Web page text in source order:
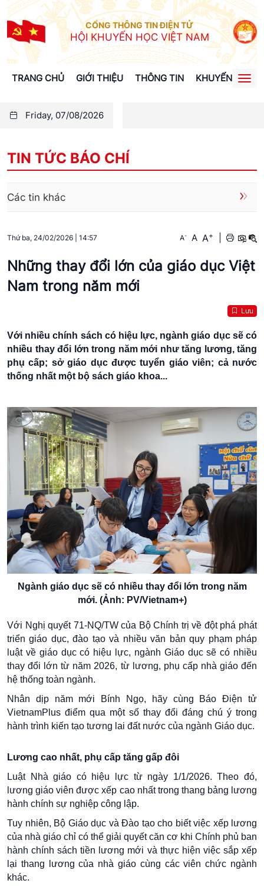
CỔNG THÔNG TIN ĐIỆN TỬ
HỘI KHUYẾN HỌC VIỆT NAM
TRANG CHỦ GIỚI THIỆU THÔNG TIN KHUYẾN HỌC
Friday, 07/08/2026
TIN TỨC BÁO CHÍ
Các tin khác
Thứ ba, 24/02/2026 14:57 A- A A+
Những thay đổi lớn của giáo dục Việt
Nam trong năm mới
Lưu
Với nhiều chính sách có hiệu lực, ngành giáo dục sẽ có
nhiều thay đổi lớn trong năm mới như tăng lương, tăng
phụ cấp; sở giáo dục được tuyển giáo viên; cả nước
thống nhất một bộ sách giáo khoa...
Ngành giáo dục sẽ có nhiều thay đổi lớn trong năm
mới. (Ảnh: PV/Vietnam+)
Với Nghị quyết 71-NQ/TW của Bộ Chính trị về đột phá phát
triển giáo dục, đào tạo và nhiều văn bản quy phạm pháp
luật về giáo dục có hiệu lực, ngành Giáo dục sẽ có nhiều
thay đổi lớn từ năm 2026, từ lương, phụ cấp nhà giáo đến
hệ thống toàn ngành.
Nhân dịp năm mới Bính Ngọ, hãy cùng Báo Điện tử
VietnamPlus điểm qua một số thay đổi đáng chú ý trong
hành trình kiến tạo tương lai đất nước của ngành Giáo dục.
Lương cao nhất, phụ cấp tăng gấp đôi
Luật Nhà giáo có hiệu lực từ ngày 1/1/2026. Theo đó,
lương giáo viên được xếp cao nhất trong thang bảng lương
hành chính sự nghiệp công lập.
Tuy nhiên, Bộ Giáo dục và Đào tạo cho biết việc xếp lương
của nhà giáo chỉ có thể giải quyết căn cơ khi Chính phủ ban
hành chính sách tiền lương mới và thực hiện việc sắp xếp
lại thang lương của nhà giáo cùng các viên chức ngành
khác.